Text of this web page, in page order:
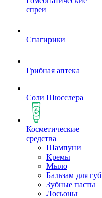
спреи
Спагирики
Грибная аптека
Соли Шюсслера
Косметические
средства
Шампуни
Кремы
Мыло
Бальзам для губ
Зубные пасты
Лосьоны